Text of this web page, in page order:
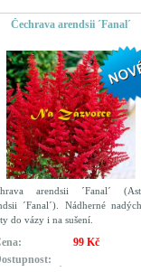
Čechrava arendsii ´Fanal´
arendsii ´Fanal´
´Fanal´). Nádherné
do vázy i na sušení.
99 Kč